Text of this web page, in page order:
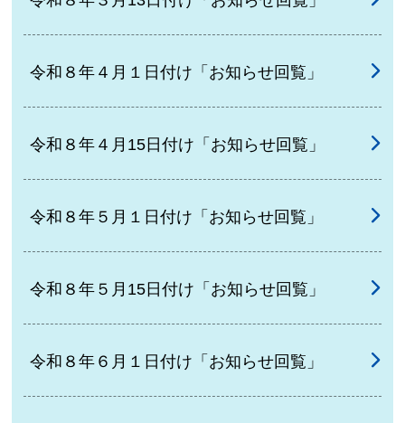
令和８年４月１日付け「お知らせ回覧」
令和８年４月15日付け「お知らせ回覧」
令和８年５月１日付け「お知らせ回覧」
令和８年５月15日付け「お知らせ回覧」
令和８年６月１日付け「お知らせ回覧」